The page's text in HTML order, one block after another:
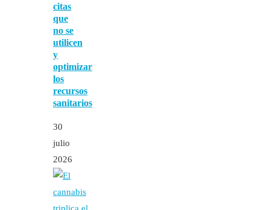
citas
que
no se
utilicen
y
optimizar
los
recursos
sanitarios
30
julio
2026